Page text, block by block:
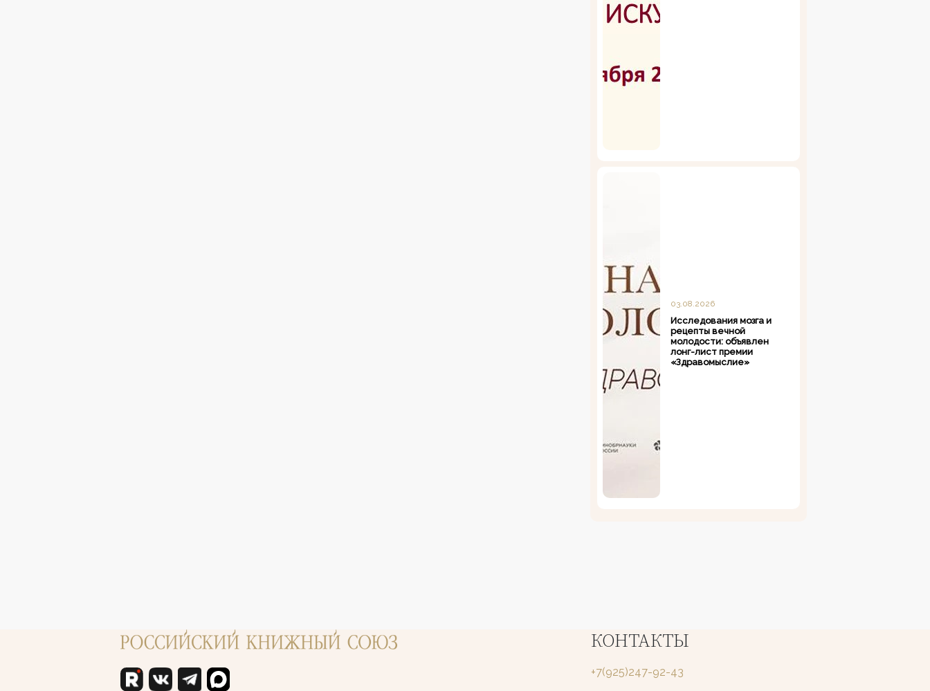
03.08.2026
Исследования мозга и
рецепты вечной
молодости: объявлен
лонг-лист премии
«Здравомыслие»
КОНТАКТЫ
+7(925)247-92-43